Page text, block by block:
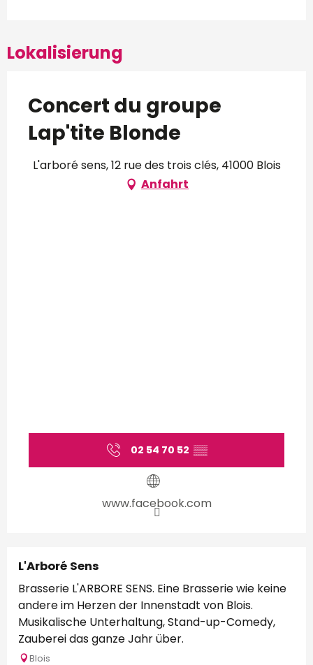
Lokalisierung
Concert du groupe
Lap'tite Blonde
L'arboré sens, 12 rue des trois clés, 41000 Blois
Anfahrt
02 54 70 52 ▒▒
www.facebook.com
L'Arboré Sens
Brasserie L'ARBORE SENS. Eine Brasserie wie keine
andere im Herzen der Innenstadt von Blois.
Musikalische Unterhaltung, Stand-up-Comedy,
Zauberei das ganze Jahr über.
Blois